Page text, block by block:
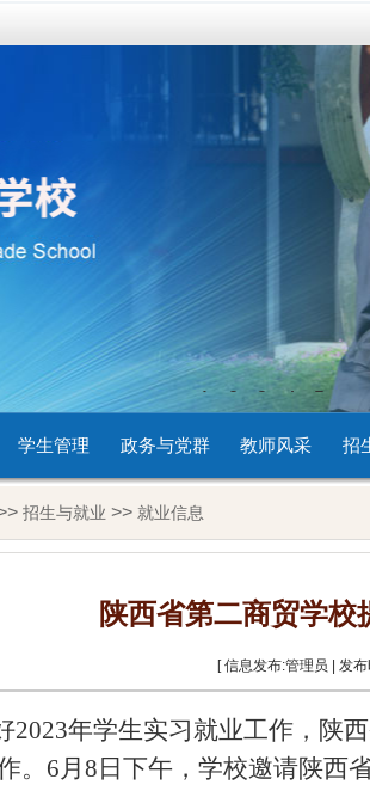
1 2 3 4 5
学生管理 政务与党群 教师风采 招
招生与就业 >> 就业信息
陕西省第二商贸学
[ 信息发布:管理员 | 发
2023年学生实习就业工作，陕
。 6月 8 日下午， 学校邀请陕西